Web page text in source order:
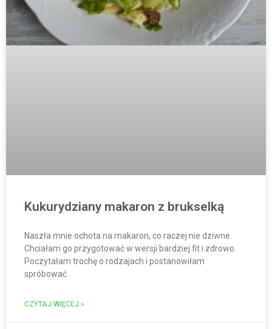
Kukurydziany makaron z brukselką
Naszła mnie ochota na makaron, co raczej nie dziwne.
Chciałam go przygotować w wersji bardziej fit i zdrowo.
Poczytałam trochę o rodzajach i postanowiłam
spróbować
CZYTAJ WIĘCEJ »